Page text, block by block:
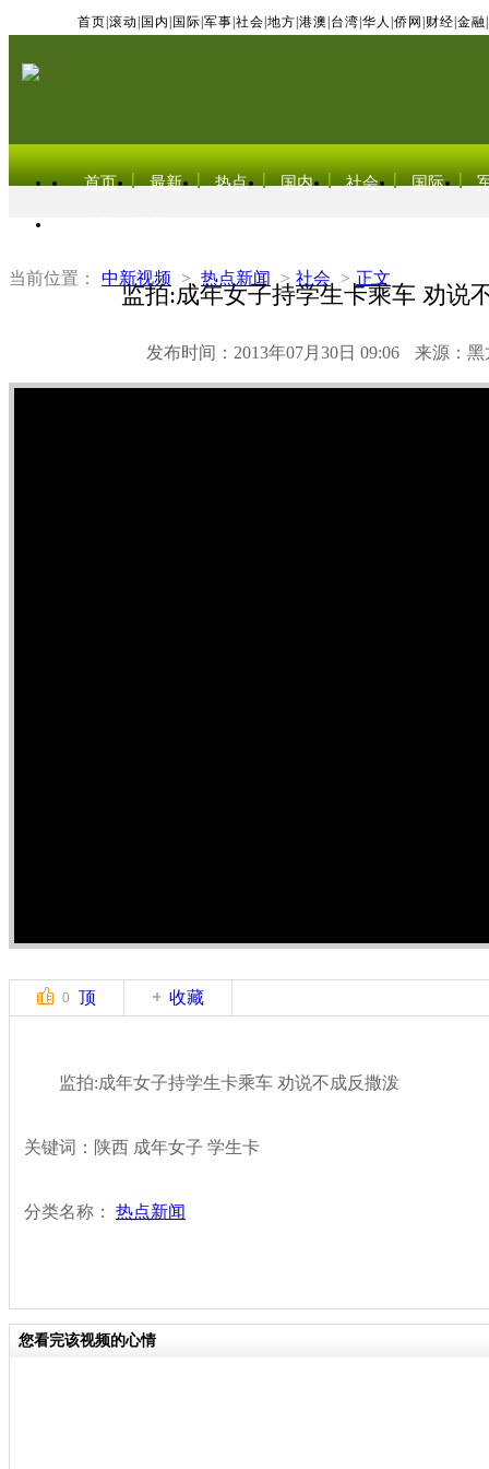
首页 滚动 国内 国际 军事 社会 地方 港澳 台湾 华人 侨网 财经 金融
首页 最新 热点 国内 社会 国际
当前位置： 中新视频 > 热点新闻 > 社会 > 正文
监拍:成年女子持学生卡乘车 劝说
发布时间：2013年07月30日 09:06 来源：黑
0 顶 收藏
监拍:成年女子持学生卡乘车 劝说不成反撒泼
关键词：陕西 成年女子 学生卡
分类名称： 热点新闻
您看完该视频的心情